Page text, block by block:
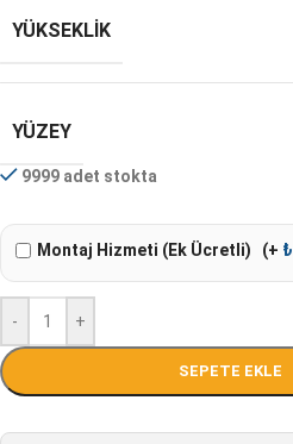
YÜKSEKLIK
YÜZEY
9999 adet stokta
Montaj Hizmeti (Ek Ücretli) (+ ₺
- +
SEPETE EKLE